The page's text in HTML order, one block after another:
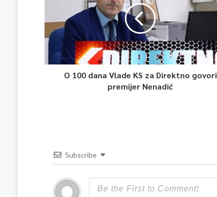
O 100 dana Vlade KS za Direktno govori
premijer Nenadić
Subscribe